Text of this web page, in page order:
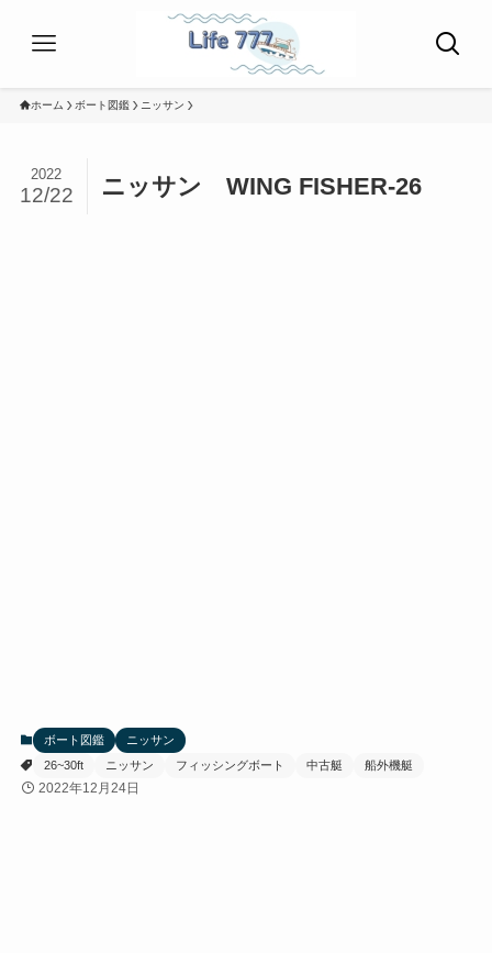
ホーム ボート図鑑 ニッサン
ニッサン WING FISHER-26
2022
12/22
ボート図鑑
ニッサン
26~30ft
ニッサン フィッシングボート 中古艇 船外機艇
2022年12月24日